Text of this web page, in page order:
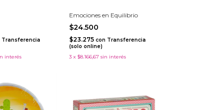
Transferencia
interés
Emociones en Equilibrio
$24.500
$23.275 con Transferencia
(solo online)
3 x $8.166,67 sin interés